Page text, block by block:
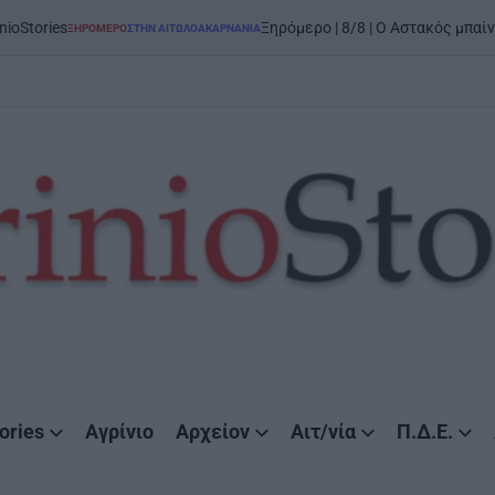
ΣΤΗΝ ΑΙΤΩΛΟΑΚΑΡΝΑΝΊΑΞηρόμερο | 8/8 | Ο Αστακός μπαίνει στον χορόon
Αγρίνιο Αρχείον Αιτ/νία Π.Δ.Ε.